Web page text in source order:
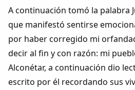
A continuación tomó la palabra
que manifestó sentirse
por haber corregido mi
decir al fin y con razón: mi
Alconétar, a continuación dio
escrito por él recordando sus